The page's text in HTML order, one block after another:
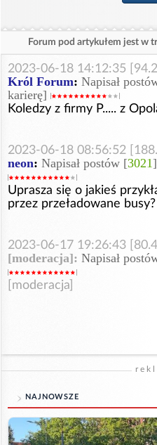
Forum pod artykułem jest w
2023-06-18 14:12:35
Król Forum: Napisał
karierę]
Koledzy z firmy P..... z
2023-06-18 08:56:52
neon: Napisał postów [3021
Uprasza się o jakieś
przez przeładowane busy?
2023-06-17 19:26:43
[moderacja]: Napisał
[moderacja]
NAJNOWSZE